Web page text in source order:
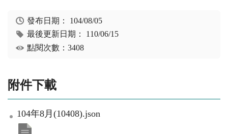
發布日期： 104/08/05
最後更新日期： 110/06/15
點閱次數：3408
附件下載
104年8月(10408).json